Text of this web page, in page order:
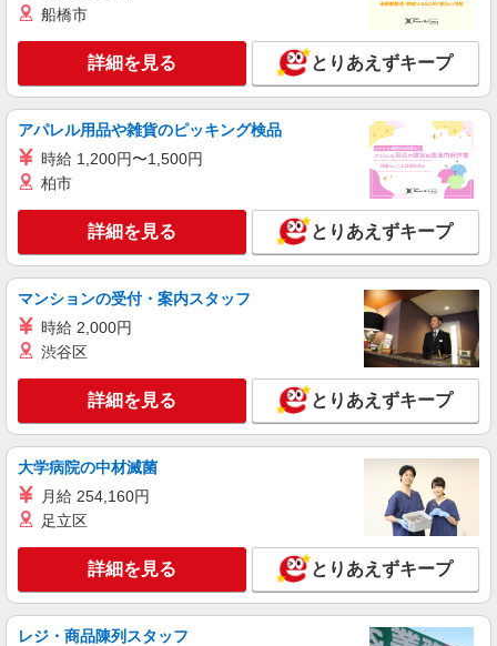
船橋市
詳細を見る とりあえずキープ
アパレル用品や雑貨のピッキング検品
時給 1,200円〜1,500円
柏市
詳細を見る とりあえずキープ
マンションの受付・案内スタッフ
時給 2,000円
渋谷区
詳細を見る とりあえずキープ
大学病院の中材滅菌
月給 254,160円
足立区
詳細を見る とりあえずキープ
レジ・商品陳列スタッフ